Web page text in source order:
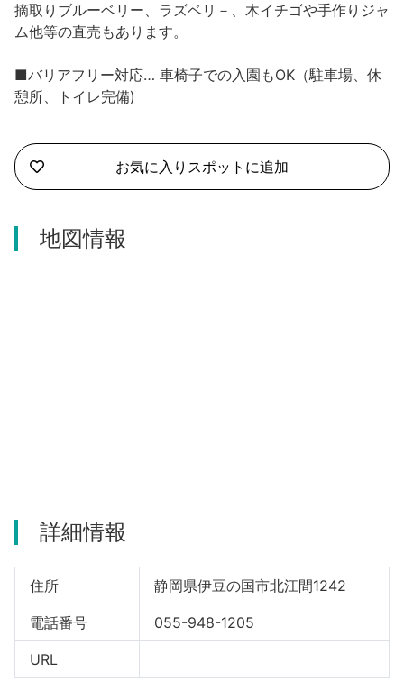
伊東市
伊豆の国市
東伊豆町
アクセス
摘取りブルーベリー、ラズベリ－、木イチゴや手作りジャ
ム他等の直売もあります。
■バリアフリー対応… 車椅子での入園もOK（駐車場、休
憩所、トイレ完備)
お気に入りスポットに追加
地図情報
詳細情報
住所 静岡県伊豆の国市北江間1242
電話番号 055-948-1205
URL